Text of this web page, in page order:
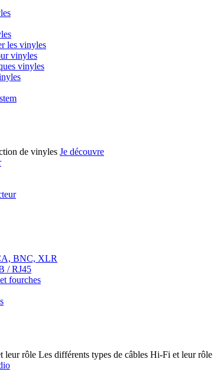
les vinyles
vinyles
vinyles
de vinyles Je découvre
BNC, XLR
/ RJ45
fourches
Les différents types de câbles Hi-Fi et leur rôle